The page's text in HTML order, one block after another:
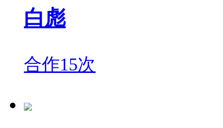
白彪
合作15次